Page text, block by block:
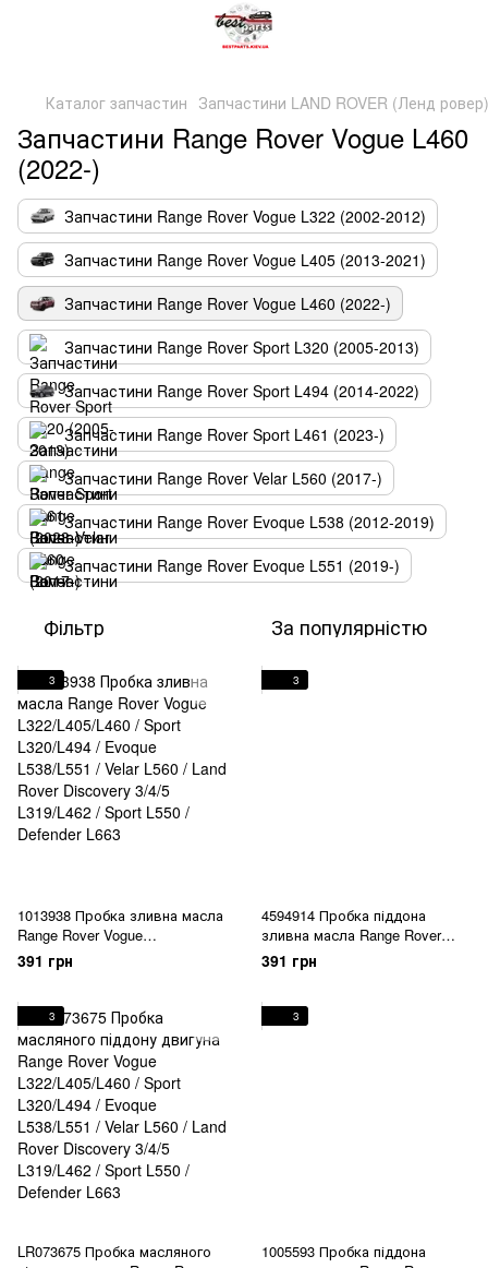
Каталог запчастин Запчастини LAND ROVER (Ленд ровер)
Запчастини Range Rover Vogue L460
(2022-)
Запчастини Range Rover Vogue L322 (2002-2012)
Запчастини Range Rover Vogue L405 (2013-2021)
Запчастини Range Rover Vogue L460 (2022-)
Запчастини Range Rover Sport L320 (2005-2013)
Запчастини Range Rover Sport L494 (2014-2022)
Запчастини Range Rover Sport L461 (2023-)
Запчастини Range Rover Velar L560 (2017-)
Запчастини Range Rover Evoque L538 (2012-2019)
Запчастини Range Rover Evoque L551 (2019-)
Фільтр За популярністю
3
1013938 Пробка зливна масла
Range Rover Vogue
L322/L405/L460 / Sport
L320/L494 / Evoque L538/L551 /
Discovery 3/4/5 L319/L462 /
Sport L550 / Defender L663
391 грн
3
4594914 Пробка піддона
зливна масла Range Rover
Vogue L322/L405/L460 / Sport
L320/L494 / Evoque L538/L551 /
Discovery 3/4/5 L319/L462 /
Sport L550 / Defender L663
391 грн
3
LR073675 Пробка масляного
3
1005593 Пробка піддона